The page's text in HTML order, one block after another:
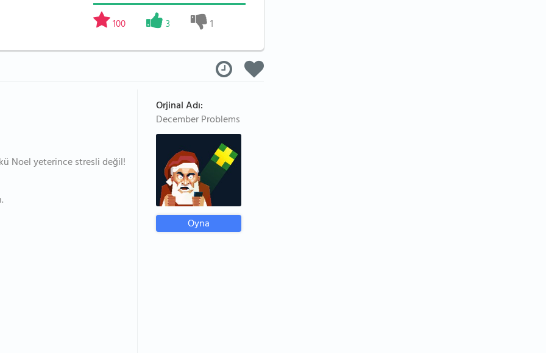
100 3 1
Noel yeterince stresli değil!
Orjinal Adı:
December Problems
Oyna